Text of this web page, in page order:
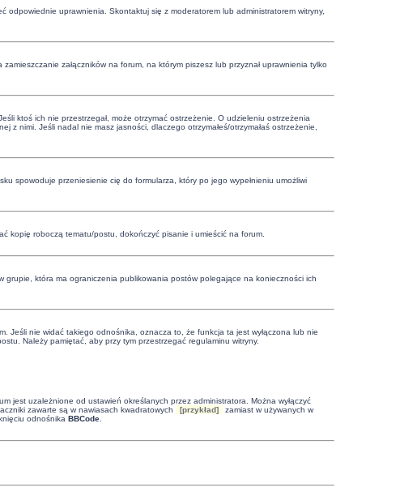
uprawnienia. Skontaktuj się z moderatorem lub administratorem witryny,
załączników na forum, na którym piszesz lub przyznał uprawnienia tylko
ktoś ich nie przestrzegał, może otrzymać ostrzeżenie. O udzieleniu ostrzeżenia
nimi. Jeśli nadal nie masz jasności, dlaczego otrzymałeś/otrzymałaś ostrzeżenie,
spowoduje przeniesienie cię do formularza, który po jego wypełnieniu umożliwi
kopię roboczą tematu/postu, dokończyć pisanie i umieścić na forum.
grupie, która ma ograniczenia publikowania postów polegające na konieczności ich
Jeśli nie widać takiego odnośnika, oznacza to, że funkcja ta jest wyłączona lub nie
Należy pamiętać, aby przy tym przestrzegać regulaminu witryny.
jest uzależnione od ustawień określanych przez administratora. Można wyłączyć
zawarte są w nawiasach kwadratowych
[przykład]
zamiast w używanych w
odnośnika BBCode.